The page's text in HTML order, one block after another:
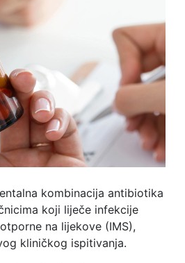
kombinacija antibiotika
koji liječe infekcije
na lijekove (IMS),
kliničkog ispitivanja.